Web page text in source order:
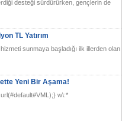
desteği sürdürürken, gençlerin de
TL Yatırım
sunmaya başladığı ilk illerden olan
Yeni Bir Aşama!
w\:*